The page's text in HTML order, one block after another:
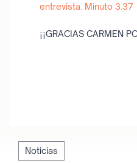
entrevista. Minuto 3.37
¡¡GRACIAS CARMEN
Noticias